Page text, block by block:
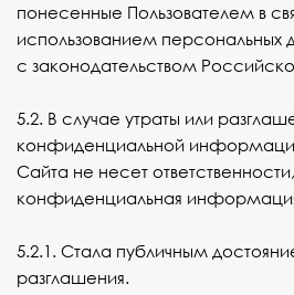
понесенные Пользователем в
использованием персональных
с законодательством
5.2. В случае утраты или
конфиденциальной
Сайта не несет
конфиденциальная
5.2.1. Стала публичным
разглашения.